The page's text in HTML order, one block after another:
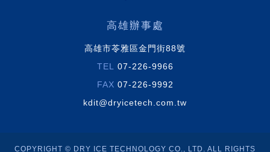
高雄辦事處
高雄市苓雅區金門街88號
TEL
07-226-9966
FAX 07-226-9992
kdit@dryicetech.com.tw
COPYRIGHT © DRY ICE TECHNOLOGY CO., LTD. ALL RIGHTS